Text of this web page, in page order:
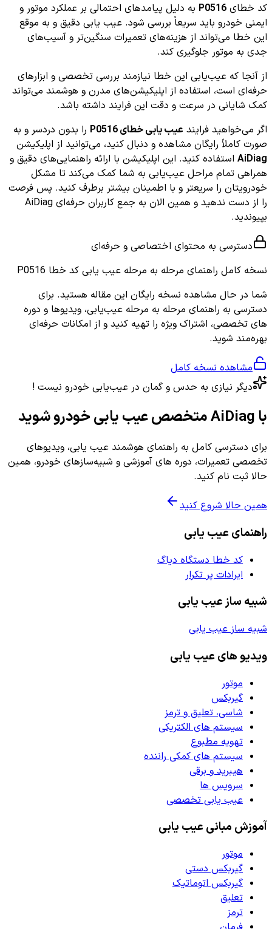
کد خطای P0516 به دلیل پیامدهای احتمالی بر عملکرد موتور و
ایمنی خودرو باید سریعاً بررسی شود. عیب یابی دقیق و به موقع
این خطا می‌تواند از هزینه‌های تعمیرات سنگین‌تر و آسیب‌های
جدی به موتور جلوگیری کند.
از آنجا که عیب‌یابی این خطا نیازمند بررسی تخصصی و ابزارهای
حرفه‌ای است، استفاده از اپلیکیشن‌های مدرن و هوشمند می‌تواند
کمک شایانی در سرعت و دقت این فرایند داشته باشد.
اگر می‌خواهید فرایند عیب یابی خطای P0516
را بدون دردسر و به
صورت کاملاً رایگان مشاهده و دنبال کنید، می‌توانید از اپلیکیشن
AiDiag استفاده کنید. این اپلیکیشن با ارائه راهنمایی‌های دقیق و
همراهی تمام مراحل عیب‌یابی به شما کمک می‌کند تا مشکل
خودرویتان را سریعتر و با اطمینان بیشتر برطرف کنید. پس فرصت
را از دست ندهید و همین الان به جمع کاربران حرفه‌ای AiDiag
بپیوندید.
دسترسی به محتوای اختصاصی و حرفه‌ای
نسخه کامل راهنمای مرحله به مرحله عیب یابی کد خطا P0516
شما در حال مشاهده نسخه رایگان این مقاله هستید. برای
دسترسی به راهنمای مرحله به مرحله عیب‌یابی، ویدیوها و دوره
های تخصصی، اشتراک ویژه را تهیه کنید و از امکانات حرفه‌ای
بهره‌مند شوید.
مشاهده نسخه کامل
دیگر نیازی به حدس و گمان در عیب‌یابی خودرو نیست !
با AiDiag متخصص عیب یابی خودرو شوید
برای دسترسی کامل به راهنمای هوشمند عیب یابی، ویدیوهای
تخصصی تعمیرات، دوره های آموزشی و شبیه‌سازهای خودرو، همین
حالا ثبت نام کنید.
همین حالا شروع کنید
راهنمای عیب یابی
کد خطا دستگاه دیاگ
ایرادات پر تکرار
شبیه ساز عیب یابی
شبیه ساز عیب یابی
ویدیو های عیب یابی
موتور
گیربکس
شاسی، تعلیق و ترمز
سیستم های الکتریکی
تهویه مطبوع
سیستم های کمکی راننده
هیبرید و برقی
سرویس ها
عیب یابی تخصصی
آموزش مبانی عیب یابی
موتور
گیربکس دستی
گیربکس اتوماتیک
تعلیق
ترمز